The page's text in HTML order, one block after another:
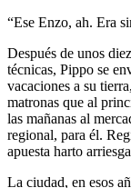
“Ese Enzo, ah. Era
Después de unos
técnicas, Pippo se
vacaciones a su
matronas que al
las mañanas al
regional, para él.
apuesta harto
La ciudad, en esos